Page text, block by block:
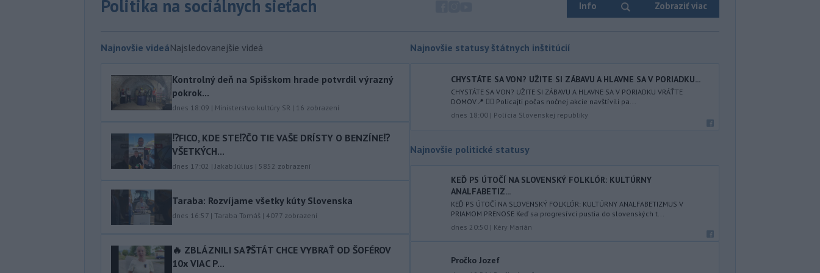
šesťmesačnej výpovednej lehoty.
vyvolali v hornatých oblastiach
Rakúska povodne a
varuje v piatokpred búrkami vo
východného Slovenska. Vydal preto
výstrahu prvého stupňa.
Ministerstvo vnútra (MV) SR
požiada Národný bezpečnostnýúrad
dodaných radarových zariadení, ktoré
sú v pilotnej prevádzke.
Politika na sociálnych sieťach Info Zobraziť viac
Najnovšie videáNajsledovanejšie videá
Kontrolný deň na Spišskom hrade potvrdil výrazný
pokrok...
dnes 18:09 | Ministerstvo kultúry SR | 16 zobrazení
⁉️FICO, KDE STE⁉️ČO TIE VAŠE DRÍSTY O BENZÍNE⁉️
VŠETKÝCH...
dnes 17:02 |Jakab Július | 5852 zobrazení
Taraba: Rozvíjame všetky kúty Slovenska
dnes 16:57 | Taraba Tomáš | 4077 zobrazení
🔥 ZBLÁZNILI SA❓️ŠTÁT CHCE VYBRAŤ OD ŠOFÉROV
10x VIAC P...
Najnovšie statusy štátnych inštitúcií
CHYSTÁTE SA VON? UŽITE SI ZÁBAVU A HLAVNE SA V PORIADKU...
CHYSTÁTE SA VON? UŽITE SI ZÁBAVU A HLAVNE SA V PORIADKU VRÁŤTE
DOMOV📍 👮‍♂️ Policajti počas nočnej akcie navštívili pa...
dnes 18:00 | Polícia Slovenskej republiky
Najnovšie politické statusy
KEĎ PS ÚTOČÍ NA SLOVENSKÝ FOLKLÓR: KULTÚRNY
ANALFABETIZ...
KEĎ PS ÚTOČÍ NA SLOVENSKÝ FOLKLÓR: KULTÚRNY ANALFABETIZMUS V
PRIAMOM PRENOSE Keď sa progresívci pustia do slovenských t...
dnes 20:50 | Kéry Marián
Pročko Jozef